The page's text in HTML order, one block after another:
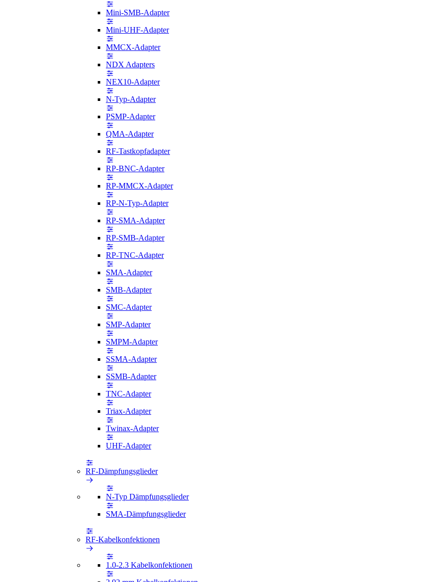
Mini-SMB-Adapter
Mini-UHF-Adapter
MMCX-Adapter
NDX Adapters
NEX10-Adapter
N-Typ-Adapter
PSMP-Adapter
QMA-Adapter
RF-Tastkopfadapter
RP-BNC-Adapter
RP-MMCX-Adapter
RP-N-Typ-Adapter
RP-SMA-Adapter
RP-SMB-Adapter
RP-TNC-Adapter
SMA-Adapter
SMB-Adapter
SMC-Adapter
SMP-Adapter
SMPM-Adapter
SSMA-Adapter
SSMB-Adapter
TNC-Adapter
Triax-Adapter
Twinax-Adapter
UHF-Adapter
RF-Dämpfungsglieder
N-Typ Dämpfungsglieder
SMA-Dämpfungsglieder
RF-Kabelkonfektionen
1.0-2.3 Kabelkonfektionen